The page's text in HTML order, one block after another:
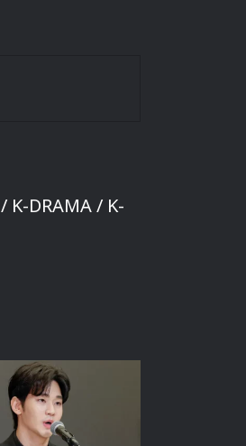
K-DRAMA / K-